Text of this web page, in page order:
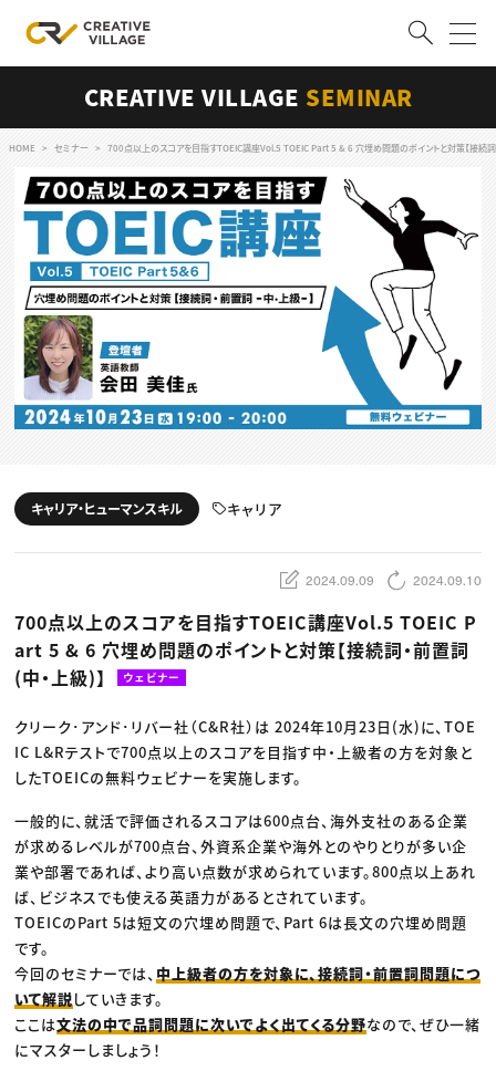
ログイン 会員登録
RECRUIT
クリエイター求人を探す
CREATIVE JOB求人検索
特集求人
採用説明会
転職支援サービス
CONTENTS
スキルアップしたい！
動画配信・映像制作
編集・ライティング
ディレクション
TOP Creator’s コラム トップ
Webクリエイター
ゲームクリエイター
クリエイターインタビュー
C＆R Magazine
セミナー
ニュース・トレンド トップ
Web
映像
ゲーム・エンタメ
広告
CREATIVE VILLAGEからのお知らせ
プロフェッショナル×つながる×メディア
CREATIVE VILLAGE SEMINAR
HOME セミナー 700点以上のスコアを目指すTOEIC講座Vol.5 TOEIC Part 5 & 6 穴埋め問題のポイントと対策【接続詞
キャリア・ヒューマンスキル キャリア
2024.09.09 2024.09.10
700点以上のスコアを目指すTOEIC講座Vol.5 TOEIC P
art 5 & 6 穴埋め問題のポイントと対策【接続詞・前置詞
(中・上級)】
ウェビナー
クリーク･アンド･リバー社（C&R社）は 2024年10月23日(水)に、TOE
IC L&Rテストで700点以上のスコアを目指す中・上級者の方を対象と
したTOEICの無料ウェビナーを実施します。
一般的に、就活で評価されるスコアは600点台、海外支社のある企業
が求めるレベルが700点台、外資系企業や海外とのやりとりが多い企
業や部署であれば、より高い点数が求められています。800点以上あれ
ば、ビジネスでも使える英語力があるとされています。
TOEICのPart 5は短文の穴埋め問題で、Part 6は長文の穴埋め問題
です。
今回のセミナーでは、 中上級者の方を対象に、接続詞・前置詞問題につ
いて解説していきます。
ここは文法の中で品詞問題に次いでよく出てくる分野なので、ぜひ一緒
にマスターしましょう！